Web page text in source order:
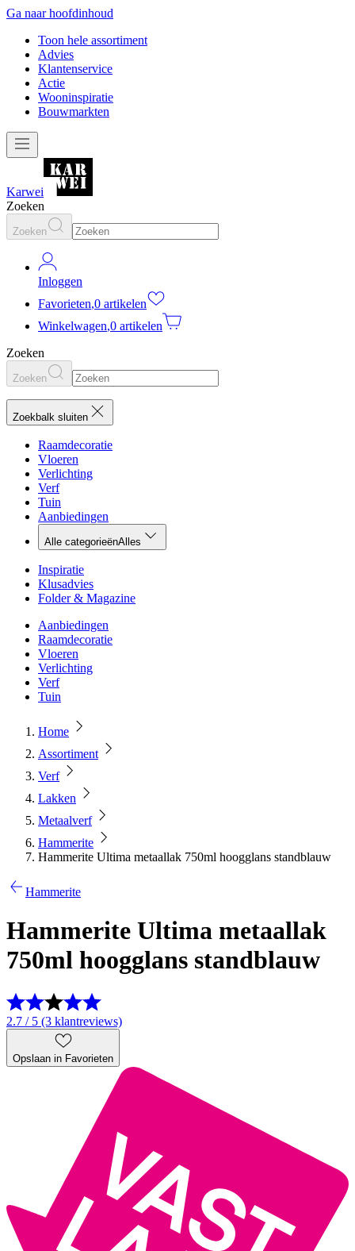
Ga naar hoofdinhoud
Toon hele assortiment
Advies
Klantenservice
Actie
Wooninspiratie
Bouwmarkten
Karwei
Zoeken
Zoeken
Inloggen
Favorieten,0 artikelen
Winkelwagen,0 artikelen
Zoeken
Zoeken
Zoekbalk sluiten
Raamdecoratie
Vloeren
Verlichting
Verf
Tuin
Aanbiedingen
Alle categorieënAlles
Inspiratie
Klusadvies
Folder & Magazine
Aanbiedingen
Raamdecoratie
Vloeren
Verlichting
Verf
Tuin
Home
Assortiment
Verf
Lakken
Metaalverf
Hammerite
Hammerite Ultima metaallak 750ml hoogglans standblauw
Hammerite
Hammerite Ultima metaallak
750ml hoogglans standblauw
2.7 / 5 (3 klantreviews)
Opslaan in Favorieten